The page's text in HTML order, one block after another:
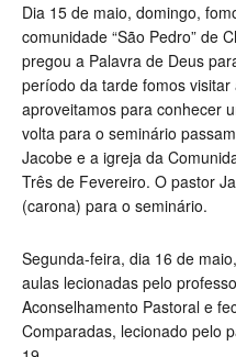
Dia 15 de maio, domingo,
comunidade “São Pedro” de
pregou a Palavra de Deus
período da tarde fomos
aproveitamos para conhecer
volta para o seminário
Jacobe e a igreja da
Três de Fevereiro. O pastor
(carona) para o seminário.
Segunda-feira, dia 16 de
aulas lecionadas pelo
Aconselhamento Pastoral e
Comparadas, lecionado pelo